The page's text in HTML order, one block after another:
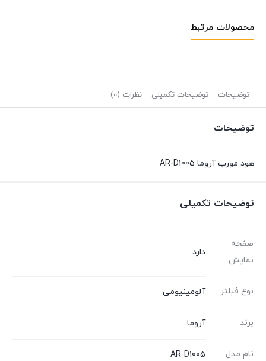
محصولات مرتبط
توضیحات توضیحات تکمیلی نظرات (0)
توضیحات
هود مورب آروما AR-D1005
توضیحات تکمیلی
صفحه
نمایش
دارد
نوع فیلتر آلومینیومی
برند آروما
نام مدل AR-D1005